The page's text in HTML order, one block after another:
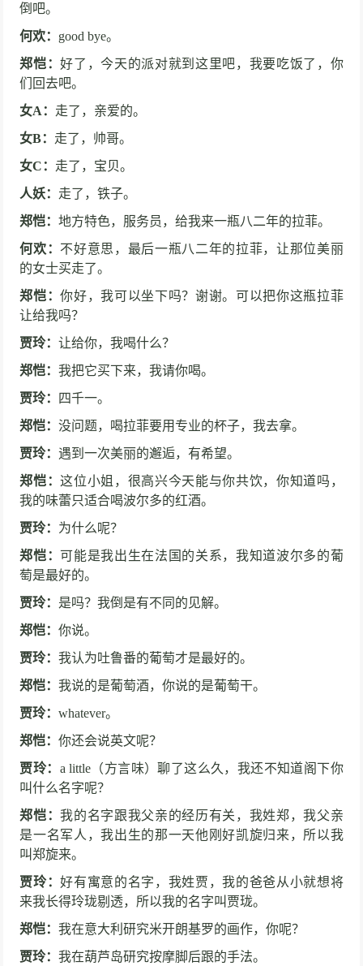
倒吧。
何欢： good bye。
郑恺：好了，今天的派对就到这里吧，我要吃饭了，你
们回去吧。
女A： 走了，亲爱的。
女B： 走了，帅哥。
女C： 走了，宝贝。
人妖： 走了，铁子。
郑恺：地方特色，服务员，给我来一瓶八二年的拉菲。
何欢： 不好意思，最后一瓶八二年的拉菲，让那位美丽
的女士买走了。
郑恺：你好，我可以坐下吗？谢谢。可以把你这瓶拉菲
让给我吗？
贾玲：让给你，我喝什么？
郑恺：我把它买下来，我请你喝。
贾玲： 四千一。
郑恺：没问题，喝拉菲要用专业的杯子，我去拿。
贾玲：遇到一次美丽的邂逅，有希望。
郑恺：这位小姐，很高兴今天能与你共饮，你知道吗，
我的味蕾只适合喝波尔多的红酒。
贾玲： 为什么呢？
郑恺： 可能是我出生在法国的关系，我知道波尔多的葡
萄是最好的。
贾玲： 是吗？我倒是有不同的见解。
郑恺：你说。
贾玲：我认为吐鲁番的葡萄才是最好的。
郑恺：我说的是葡萄酒，你说的是葡萄干。
贾玲：whatever。
郑恺：你还会说英文呢？
贾玲： a little（方言味）聊了这么久，我还不知道阁下你
叫什么名字呢？
郑恺：我的名字跟我父亲的经历有关，我姓郑，我父亲
是一名军人，我出生的那一天他刚好凯旋归来，所以我
叫郑旋来。
贾玲：好有寓意的名字，我姓贾，我的爸爸从小就想将
来我长得玲珑剔透，所以我的名字叫贾珑。
郑恺：我在意大利研究米开朗基罗的画作，你呢？
贾玲：我在葫芦岛研究按摩脚后跟的手法。